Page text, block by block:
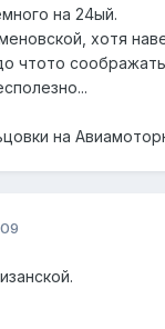
на 24ый.
хотя
чтото
на